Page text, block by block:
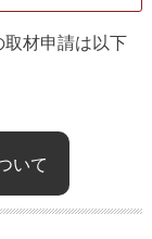
材申請は以下
いて